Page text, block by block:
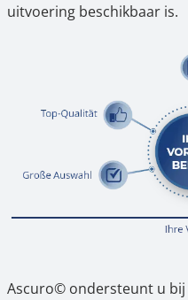
uitvoering beschikbaar is.
Ascuro© ondersteunt u bij